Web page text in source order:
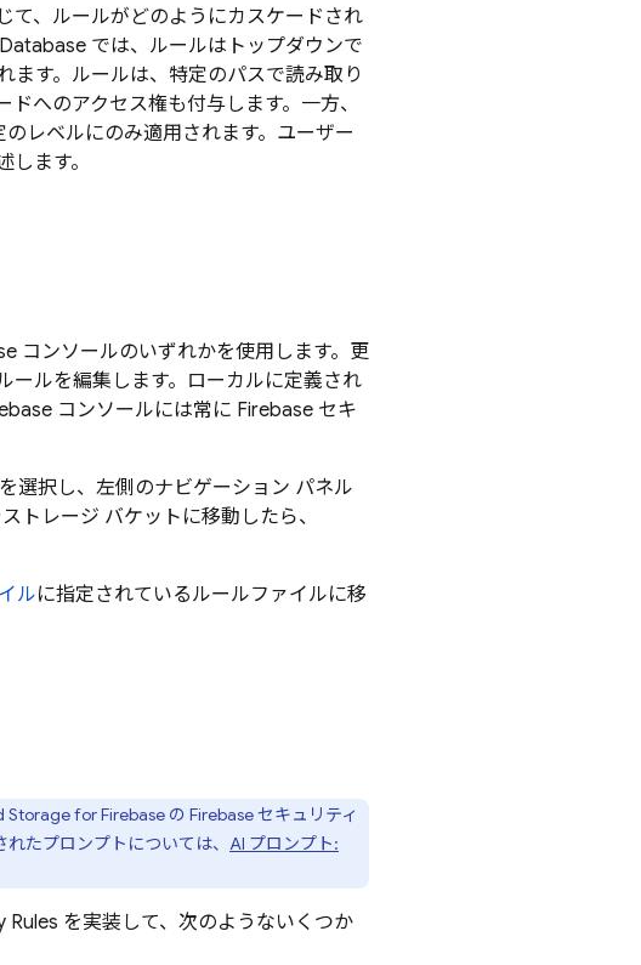
て、ルールがどのようにカスケードされ
では、ルールはトップダウンで
す。ルールは、特定のパスで読み取り
へのアクセス権も付与します。一方、
レベルにのみ適用されます。ユーザー
ます。
コンソールのいずれかを使用します。更
ールを編集します。ローカルに定義され
コンソールには常に Firebase セキ
選択し、左側のナビゲーション パネル
トレージ バケットに移動したら、
ルに指定されているルールファイルに移
Storage for Firebaseの Firebase セキュリティ
たプロンプトについては、 AI プロンプト:
Rules を実装して、次のようないくつか